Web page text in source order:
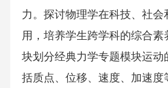
力。探讨物理学在科技、社会
用，培养学生跨学科的综合素
块划分经典力学专题模块运动
括质点、位移、速度、加速度